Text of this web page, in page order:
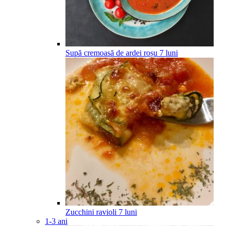
Supă cremoasă de ardei roșu 7 luni
Zucchini ravioli 7 luni
1-3 ani